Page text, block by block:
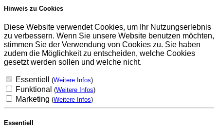
Hinweis zu Cookies
Diese Website verwendet Cookies, um Ihr Nutzungserlebnis
zu verbessern. Wenn Sie unsere Website benutzen möchten,
stimmen Sie der Verwendung von Cookies zu. Sie haben
zudem die Möglichkeit zu entscheiden, welche Cookies
gesetzt werden sollen und welche nicht.
Essentiell (Weitere Infos)
Funktional (Weitere Infos)
Marketing (Weitere Infos)
Essentiell